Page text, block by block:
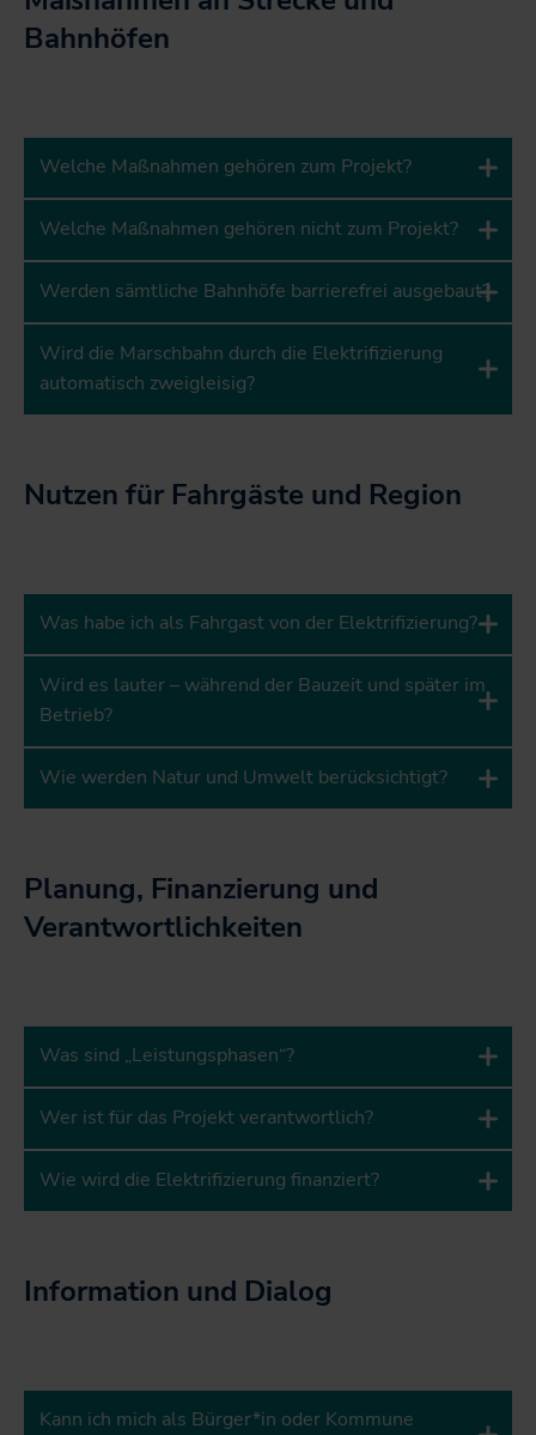
Bahnhöfen
Welche Maßnahmen gehören zum Projekt?
Welche Maßnahmen gehören nicht zum Projekt?
Werden sämtliche Bahnhöfe barrierefrei ausgebaut?
Wird die Marschbahn durch die Elektrifizierung
automatisch zweigleisig?
Nutzen für Fahrgäste und Region
Was habe ich als Fahrgast von der Elektrifizierung?
Wird es lauter – während der Bauzeit und später im
Betrieb?
Wie werden Natur und Umwelt berücksichtigt?
Planung, Finanzierung und
Verantwortlichkeiten
Was sind „Leistungsphasen“?
Wer ist für das Projekt verantwortlich?
Wie wird die Elektrifizierung finanziert?
Information und Dialog
Kann ich mich als Bürger*in oder Kommune